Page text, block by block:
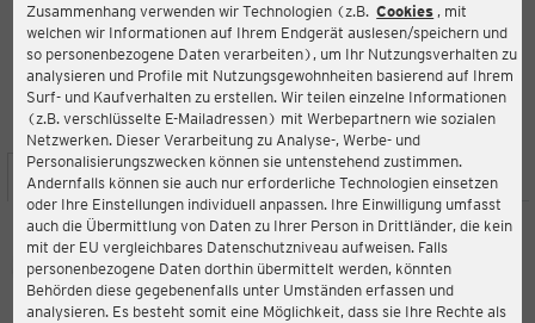
Zusammenhang verwenden wir Technologien (z.B. Cookies , mit
welchen wir Informationen auf Ihrem Endgerät auslesen/speichern und
so personenbezogene Daten verarbeiten), um Ihr Nutzungsverhalten zu
analysieren und Profile mit Nutzungsgewohnheiten basierend auf Ihrem
Surf- und Kaufverhalten zu erstellen. Wir teilen einzelne Informationen
(z.B. verschlüsselte E-Mailadressen) mit Werbepartnern wie sozialen
Netzwerken. Dieser Verarbeitung zu Analyse-, Werbe- und
Personalisierungszwecken können sie untenstehend zustimmen.
Andernfalls können sie auch nur erforderliche Technologien einsetzen
oder Ihre Einstellungen individuell anpassen. Ihre Einwilligung umfasst
auch die Übermittlung von Daten zu Ihrer Person in Drittländer, die kein
mit der EU vergleichbares Datenschutzniveau aufweisen. Falls
personenbezogene Daten dorthin übermittelt werden, könnten
Behörden diese gegebenenfalls unter Umständen erfassen und
analysieren. Es besteht somit eine Möglichkeit, dass sie Ihre Rechte als
ERNSTING'S FAMILY FILIALE
Friedrichstraße 13
72336 Balingen
4,4
Bewertung:
STANDORT SERVICES SORTIMENT AKTIONEN
Ernsting's family
Friedrichstraße 13, 72336 Balingen